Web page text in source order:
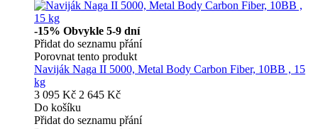
-15% Obvykle 5-9 dní
Přidat do seznamu přání
Porovnat tento produkt
Naviják Naga II 5000, Metal Body Carbon Fiber, 10BB , 15
kg
3 095 Kč 2 645 Kč
Do košíku
Přidat do seznamu přání